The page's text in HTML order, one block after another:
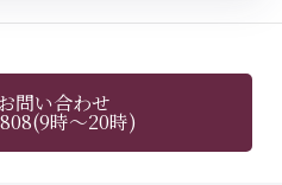
問い合わせ
時～20時)